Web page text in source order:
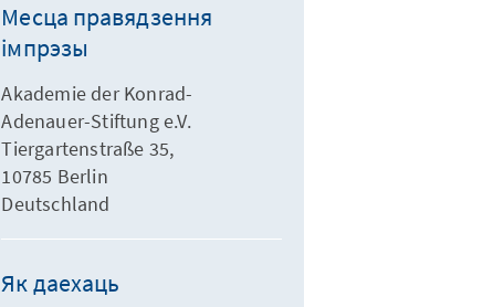
Месца правядзення
імпрэзы
Akademie der Konrad-
Adenauer-Stiftung e.V.
Tiergartenstraße 35,
10785 Berlin
Deutschland
Як даехаць